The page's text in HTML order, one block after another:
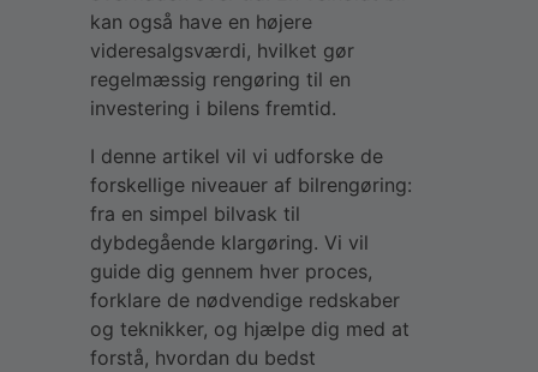
kan også have en højere
videresalgsværdi, hvilket gør
regelmæssig rengøring til en
investering i bilens fremtid.
I denne artikel vil vi udforske de
forskellige niveauer af bilrengøring:
fra en simpel bilvask til
dybdegående klargøring. Vi vil
guide dig gennem hver proces,
forklare de nødvendige redskaber
og teknikker, og hjælpe dig med at
forstå, hvordan du bedst